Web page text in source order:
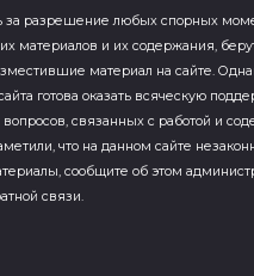
за разрешение любых спорных
материалов и их содержания,
материал на сайте.
готова оказать всяческую
связанных с работой и
что на данном сайте
сообщите об этом
связи.